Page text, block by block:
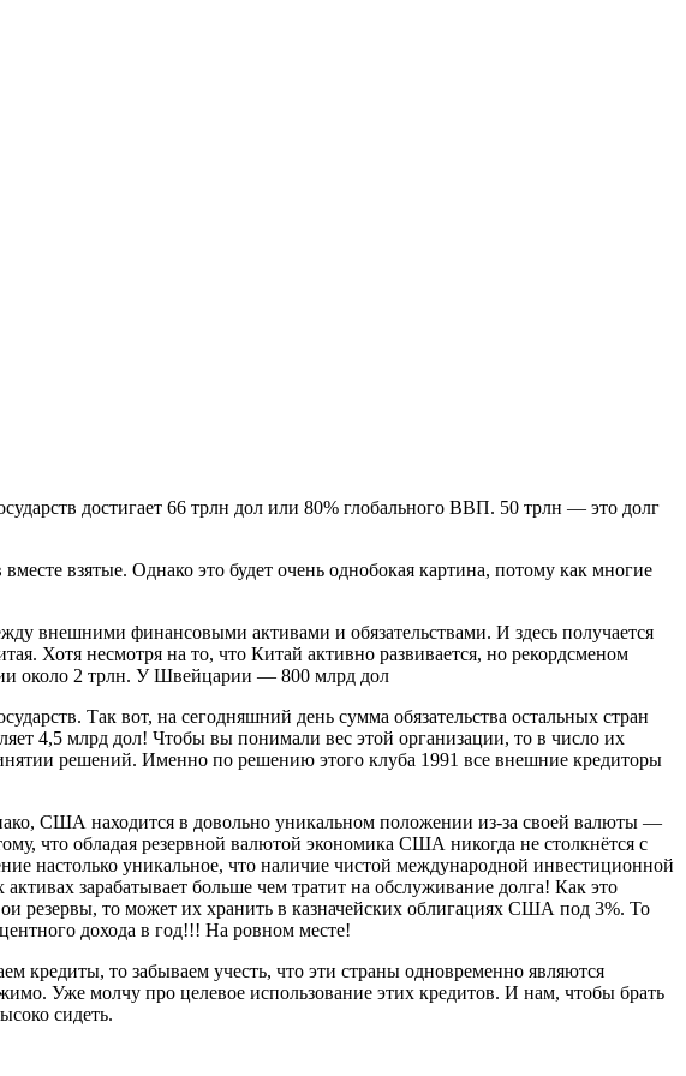
достигает 66 трлн дол или 80% глобального ВВП. 50 трлн — это долг
взятые. Однако это будет очень однобокая картина, потому как многие
внешними финансовыми активами и обязательствами. И здесь получается
Хотя несмотря на то, что Китай активно развивается, но рекордсменом
около 2 трлн. У Швейцарии — 800 млрд дол
Так вот, на сегодняшний день сумма обязательства остальных стран
4,5 млрд дол! Чтобы вы понимали вес этой организации, то в число их
решений. Именно по решению этого клуба 1991 все внешние кредиторы
США находится в довольно уникальном положении из-за своей валюты —
что обладая резервной валютой экономика США никогда не столкнётся с
настолько уникальное, что наличие чистой международной инвестиционной
зарабатывает больше чем тратит на обслуживание долга! Как это
резервы, то может их хранить в казначейских облигациях США под 3%. То
дохода в год!!! На ровном месте!
кредиты, то забываем учесть, что эти страны одновременно являются
Уже молчу про целевое использование этих кредитов. И нам, чтобы брать
сидеть.